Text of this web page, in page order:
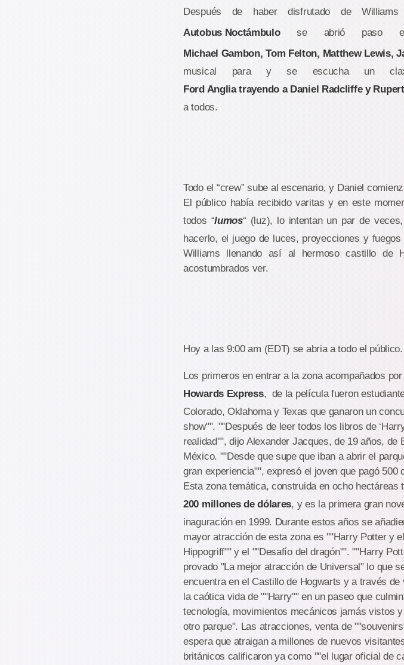
Después de haber disfrutado de
Autobus Noctámbulose abrió paso
Michael Gambon, Tom Felton, Matthew Lewis,
musical para y se escucha un
Ford Anglia trayendo a Daniel Radcliffe y
a todos.
Todo el “crew” sube al escenario, y Daniel
El público había recibido varitas y en este
todos “lumos“ (luz), lo intentan un par de
hacerlo, el juego de luces, proyecciones y
Williams llenando así al hermoso castillo
acostumbrados ver.
Hoy a las 9:00 am (EDT) se abria a todo el público.
Los primeros en entrar a la zona acompañados
Howards Express, de la película fueron
Colorado, Oklahoma y Texas que ganaron un
show"". ""Después de leer todos los libros de
realidad"", dijo Alexander Jacques, de 19 años,
México. ""Desde que supe que iban a abrir el
gran experiencia"", expresó el joven que pagó
Esta zona temática, construida en ocho hectáreas
200 millones de dólares, y es la primera gran
inaguración en 1999. Durante estos años se
mayor atracción de esta zona es ""Harry Potter y
Hippogriff"" y el ""Desafío del dragón"". ""Harry
provado "La mejor atracción de Universal" lo que
encuentra en el Castillo de Hogwarts y a través
la caótica vida de ""Harry"" en un paseo que
tecnología, movimientos mecánicos jamás vistos
otro parque". Las atracciones, venta de
espera que atraigan a millones de nuevos
británicos calificaron ya como ""el lugar oficial de